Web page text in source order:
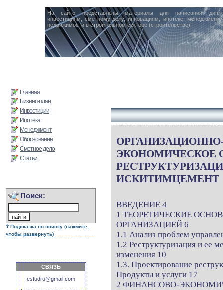
На сайте представлены материалы для написания
инвестициям, сметному делу, инновациям, ипотеке,
недвижимости в строительном секторе (строительстве).
Главная
Бизнес-план
Инвестиции
Ипотека
Менеджмент
Обоснование
Сметное дело
Статьи
Поиск:
Подсказка по поиску (нажмите,
чтобы развернуть)
СВЯЗЬ
estudru@gmail.com
ЭКОНОМИЧЕСКОЕ
ИСКИТИМЦЕМЕНТ
ВВЕДЕНИЕ 4
1 ТЕОРЕТИЧЕСКИЕ
ОРГАНИЗАЦИЕЙ 6
1.1 Анализ проблем
1.2 Реструктуризация и ее
изменения 10
1.3. Проектирование
Продукты и услуги 17
2 ФИНАНСОВО-